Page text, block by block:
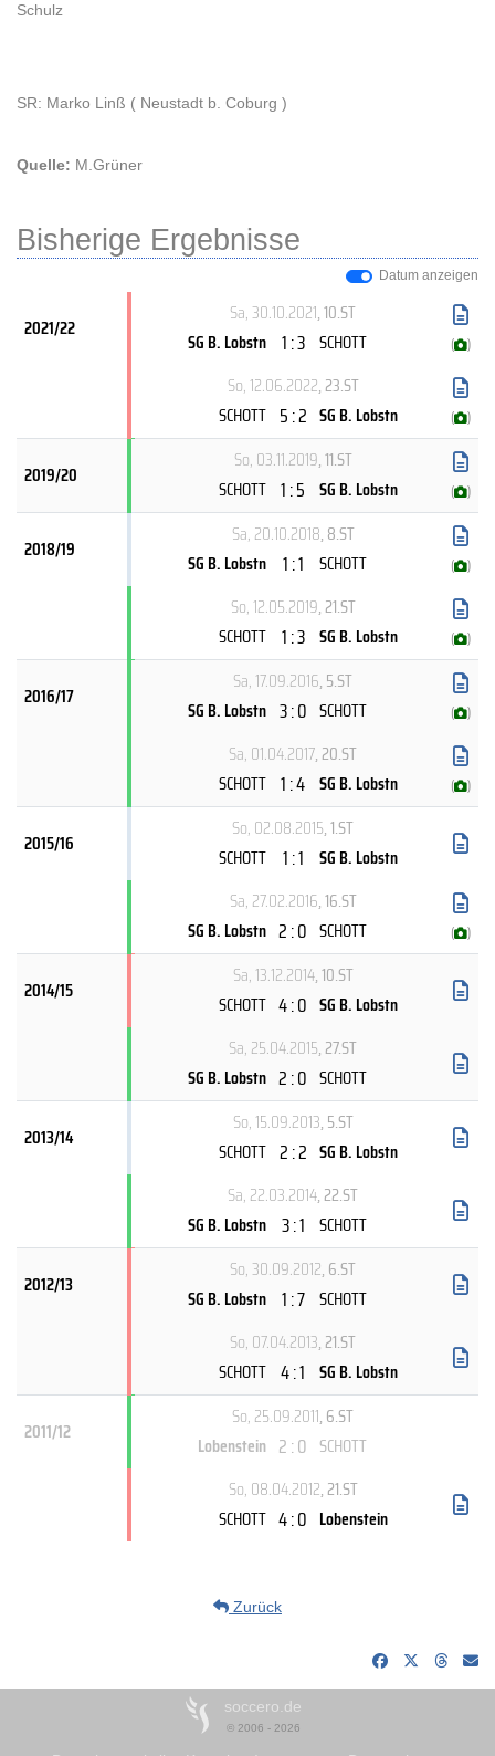
Schulz
SR: Marko Linß ( Neustadt b. Coburg )
Quelle: M.Grüner
Bisherige Ergebnisse
Datum anzeigen
2021/22
Sa, 30.10.2021, 10.ST
SG B. Lobstn 1 : 3 SCHOTT ( )
So, 12.06.2022, 23.ST
SCHOTT 5 : 2 SG B. Lobstn ( )
2019/20
So, 03.11.2019, 11.ST
SCHOTT 1 : 5 SG B. Lobstn ( )
2018/19
Sa, 20.10.2018, 8.ST
SG B. Lobstn
1 : 1 SCHOTT ( )
So, 12.05.2019, 21.ST
SCHOTT 1 : 3 SG B. Lobstn ( )
2016/17
Sa, 17.09.2016, 5.ST
SG B. Lobstn 3 : 0 SCHOTT ( )
Sa, 01.04.2017, 20.ST
SCHOTT 1 : 4 SG B. Lobstn ( )
2015/16
So, 02.08.2015, 1.ST
SCHOTT
1 : 1
SG B. Lobstn
Sa, 27.02.2016, 16.ST
SG B. Lobstn 2 : 0 SCHOTT ( )
2014/15
Sa, 13.12.2014, 10.ST
SCHOTT 4 : 0 SG B. Lobstn
Sa, 25.04.2015, 27.ST
SG B. Lobstn 2 : 0 SCHOTT
2013/14
So, 15.09.2013, 5.ST
SCHOTT 2 : 2 SG B. Lobstn
Sa, 22.03.2014, 22.ST
SG B. Lobstn 3 : 1 SCHOTT
2012/13
So, 30.09.2012, 6.ST
SG B. Lobstn 1 : 7 SCHOTT
So, 07.04.2013, 21.ST
SCHOTT 4 : 1 SG B. Lobstn
2011/12
So, 25.09.2011, 6.ST
Lobenstein 2 : 0 SCHOTT
So, 08.04.2012, 21.ST
SCHOTT 4 : 0 Lobenstein
Zurück
soccero.de
© 2006 - 2026